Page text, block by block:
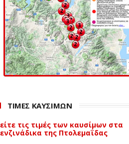
ΤΙΜΕΣ ΚΑΥΣΙΜΩΝ
τις τιμές των καυσίμων στα
της Πτολεμαΐδας